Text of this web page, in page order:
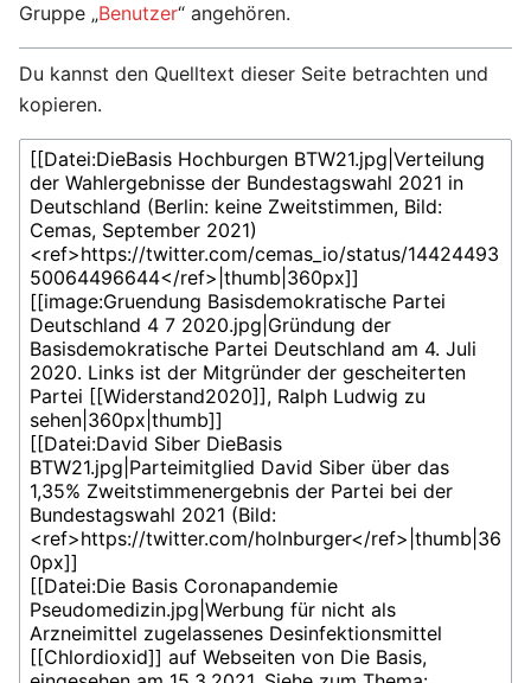
Gruppe „Benutzer“ angehören.
Du kannst den Quelltext dieser Seite betrachten und
kopieren.